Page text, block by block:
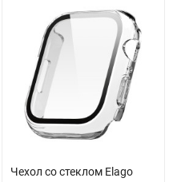
(TPU)
Чехол со стеклом Elago